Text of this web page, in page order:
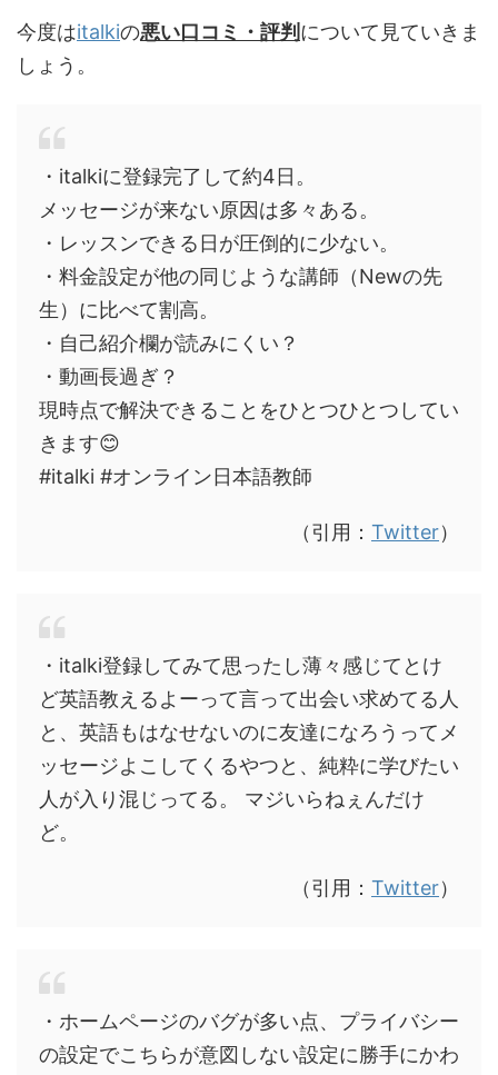
今度はitalkiの悪い口コミ・評判 について見ていきま
しょう。
・italkiに登録完了して約4日。
メッセージが来ない原因は多々ある。
・レッスンできる日が圧倒的に少ない。
・料金設定が他の同じような講師（Newの先
生）に比べて割高。
・自己紹介欄が読みにくい？
・動画長過ぎ？
現時点で解決できることをひとつひとつしてい
きます😊
#italki #オンライン日本語教師
（引用： Twitter）
・italki登録してみて思ったし薄々感じてとけ
ど英語教えるよーって言って出会い求めてる人
と、英語もはなせないのに友達になろうってメ
ッセージよこしてくるやつと、純粋に学びたい
人が入り混じってる。 マジいらねぇんだけ
ど。
（引用： Twitter）
・ホームページのバグが多い点、プライバシー
の設定でこちらが意図しない設定に勝手にかわ